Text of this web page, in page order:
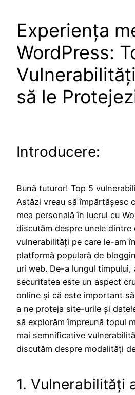
Experiența
WordPress:
să le
Introducere:
Bună tuturor! Top 5
Astăzi vreau să împărtășesc
mea personală în lucrul cu
discutăm despre unele dintre
vulnerabilități pe care le-am
platformă populară de
uri web. De-a lungul timpului,
securitatea este un aspect
online și că este important
a ne proteja site-urile și
să explorăm împreună topul
mai semnificative
discutăm despre modalități
1. Vulnerabilități